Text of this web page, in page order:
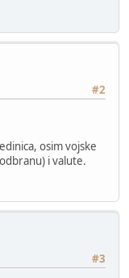
#2
osim vojske
i valute.
#3